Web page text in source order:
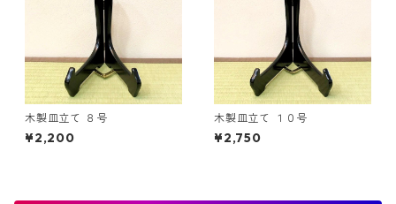
木製皿立て ８号
¥2,200
木製皿立て １０号
¥2,750